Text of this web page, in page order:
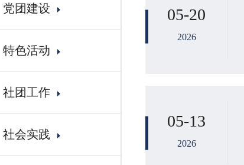
党团建设
特色活动
社团工作
社会实践
05-20
2026
05-13
2026